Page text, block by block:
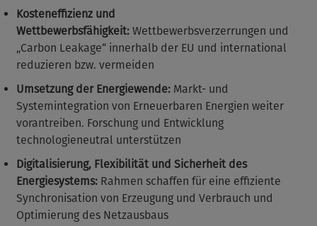
Kosteneffizienz und
Wettbewerbsfähigkeit:Wettbewerbsverzerrungen und
„Carbon Leakage“ innerhalb der EU und international
reduzieren bzw. vermeiden
Umsetzung der Energiewende:Markt- und
Systemintegration von Erneuerbaren Energien weiter
vorantreiben. Forschung und Entwicklung
technologieneutral unterstützen
Digitalisierung, Flexibilität und Sicherheit des
Energiesystems:Rahmen schaffen für eine effiziente
Synchronisation von Erzeugung und Verbrauch und
Optimierung des Netzausbaus